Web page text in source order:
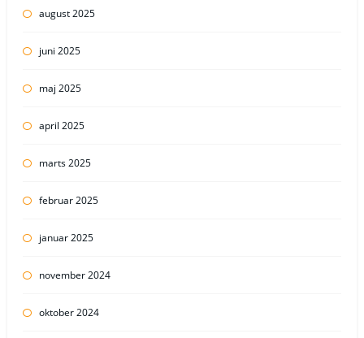
august 2025
juni 2025
maj 2025
april 2025
marts 2025
februar 2025
januar 2025
november 2024
oktober 2024